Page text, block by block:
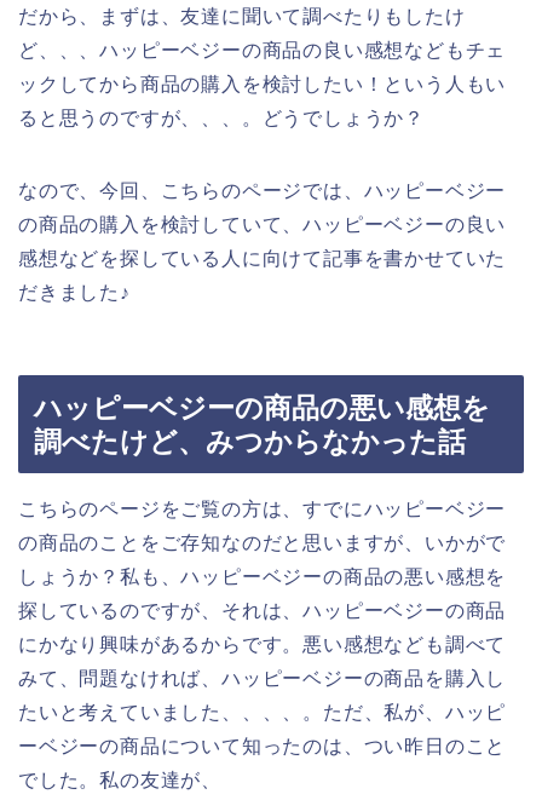
だから、まずは、友達に聞いて調べたりもしたけ
ど、、、ハッピーベジーの商品の良い感想などもチェ
ックしてから商品の購入を検討したい！という人もい
ると思うのですが、、、。どうでしょうか？
なので、今回、こちらのページでは、ハッピーベジー
の商品の購入を検討していて、ハッピーベジーの良い
感想などを探している人に向けて記事を書かせていた
だきました♪
ハッピーベジーの商品の悪い感想を
調べたけど、みつからなかった話
こちらのページをご覧の方は、すでにハッピーベジー
の商品のことをご存知なのだと思いますが、いかがで
しょうか？私も、ハッピーベジーの商品の悪い感想を
探しているのですが、それは、ハッピーベジーの商品
にかなり興味があるからです。悪い感想なども調べて
みて、問題なければ、ハッピーベジーの商品を購入し
たいと考えていました、、、、。ただ、私が、ハッピ
ーベジーの商品について知ったのは、つい昨日のこと
でした。私の友達が、